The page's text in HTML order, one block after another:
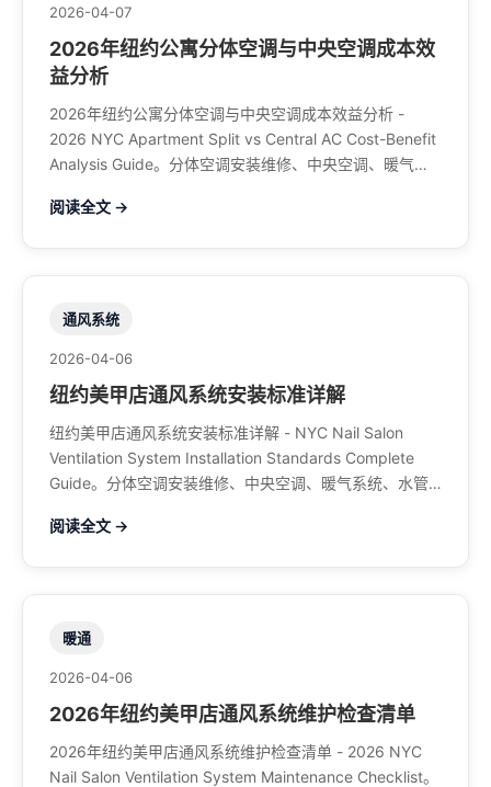
2026-04-07
2026年纽约公寓分体空调与中央空调成本效
益分析
2026年纽约公寓分体空调与中央空调成本效益分析 -
2026 NYC Apartment Split vs Central AC Cost-Benefit
Analysis Guide。分体空调安装维修、中央空调、暖气系
708-8979
阅读全文 →
通风系统
2026-04-06
纽约美甲店通风系统安装标准详解
纽约美甲店通风系统安装标准详解 - NYC Nail Salon
Ventilation System Installation Standards Complete
Guide。分体空调安装维修、中央空调、暖气系统、水管
阅读全文 →
暖通
2026-04-06
2026年纽约美甲店通风系统维护检查清单
2026年纽约美甲店通风系统维护检查清单 - 2026 NYC
Nail Salon Ventilation System Maintenance Checklist。